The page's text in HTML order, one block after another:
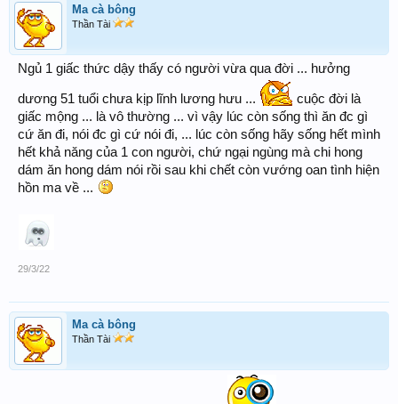
Ma cà bông
Thần Tài
Ngủ 1 giấc thức dậy thấy có người vừa qua đời ... hưởng
dương 51 tuổi chưa kịp lĩnh lương hưu ...
cuộc đời là
giấc mộng ... là vô thường ... vì vậy lúc còn sống thì ăn đc gì
cứ ăn đi, nói đc gì cứ nói đi, ... lúc còn sống hãy sống hết mình
hết khả năng của 1 con người, chứ ngại ngùng mà chi hong
dám ăn hong dám nói rồi sau khi chết còn vướng oan tình hiện
hồn ma về ...
29/3/22
Ma cà bông
Thần Tài